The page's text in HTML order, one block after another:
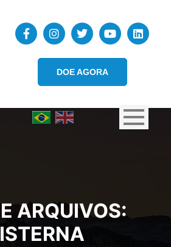
DOE AGORA
ARQUIVOS: